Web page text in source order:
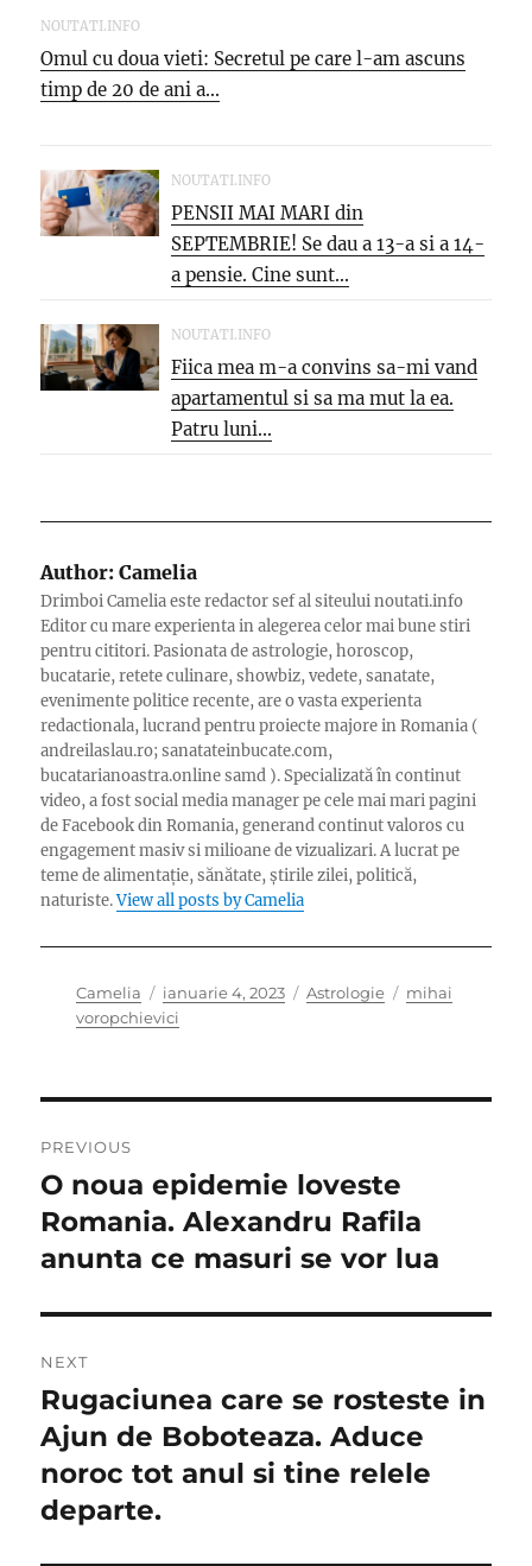
NOUTATI.INFO
Omul cu doua vieti: Secretul pe care l-am ascuns
timp de 20 de ani a...
NOUTATI.INFO
PENSII MAI MARI din
SEPTEMBRIE! Se dau a 13-a si a 14-
a pensie. Cine sunt...
NOUTATI.INFO
Fiica mea m-a convins sa-mi vand
apartamentul si sa ma mut la ea.
Patru luni...
Author: Camelia
Drimboi Camelia este redactor sef al siteului noutati.info
Editor cu mare experienta in alegerea celor mai bune stiri
pentru cititori. Pasionata de astrologie, horoscop,
bucatarie, retete culinare, showbiz, vedete, sanatate,
evenimente politice recente, are o vasta experienta
redactionala, lucrand pentru proiecte majore in Romania (
andreilaslau.ro; sanatateinbucate.com,
bucatarianoastra.online samd ). Specializată în continut
video, a fost social media manager pe cele mai mari pagini
de Facebook din Romania, generand continut valoros cu
engagement masiv si milioane de vizualizari. A lucrat pe
teme de alimentație, sănătate, știrile zilei, politică,
naturiste.View all posts by Camelia
Author
Camelia
Posted
on
ianuarie 4, 2023 Categories
Astrologie Tags
mihai
voropchievici
în
articole
PREVIOUS
Previous
post:
O noua epidemie loveste
Romania. Alexandru Rafila
anunta ce masuri se vor lua
NEXT
Next
post:
Rugaciunea care se rosteste in
Ajun de Boboteaza. Aduce
noroc tot anul si tine relele
departe.